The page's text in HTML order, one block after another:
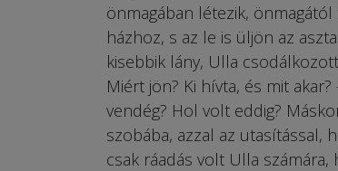
önmagában létezik,
házhoz, s az le is üljön az
kisebbik lány, Ulla
Miért jön? Ki hívta, és mit
vendég? Hol volt eddig?
szobába, azzal az utasítással,
csak ráadás volt Ulla